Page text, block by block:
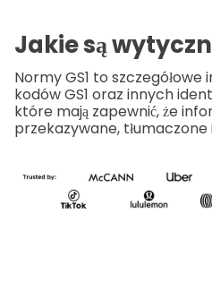
Jakie są
Normy GS1 to
kodów GS1 oraz innych
które mają zapewnić, że
przekazywane, tłumaczone